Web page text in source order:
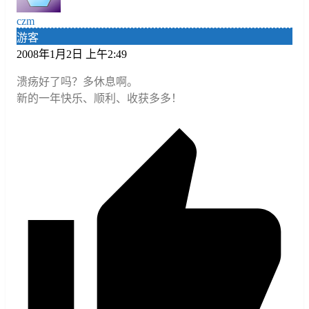
czm
游客
2008年1月2日 上午2:49
溃疡好了吗？多休息啊。
新的一年快乐、顺利、收获多多！